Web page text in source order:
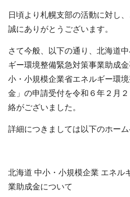
日頃より札幌支部の活動に対し
誠にありがとうございます。
さて今般、以下の通り、北海道
ギー環境整備緊急対策事業助成
小・小規模企業省エネルギー環
金」の申請受付を令和６年２月
絡がございました。
詳細につきましては以下のホーム
北海道 中小・小規模企業 エネル
業助成金について